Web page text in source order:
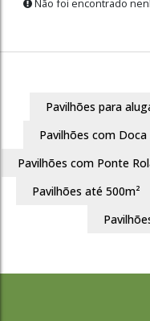
Não foi
Pavilhões para
Pavilhões com Doca
Pavilhões com Ponte
Pavilhões até 500m²